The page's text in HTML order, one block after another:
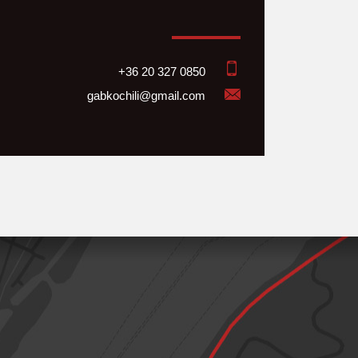
+36 20 327 0850
gabkochili@gmail.com